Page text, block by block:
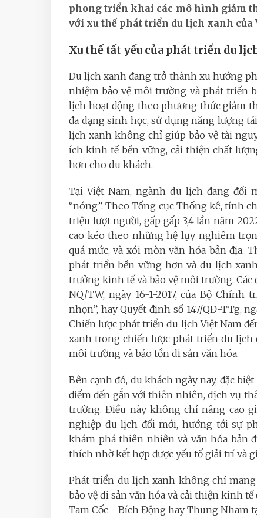
phong triển khai các mô hình giảm
với xu thế phát triển du lịch xanh của
Xu thế tất yếu của phát triển du
Du lịch xanh đang trở thành xu hướng
nhiệm bảo vệ môi trường và phát triển
lịch hoạt động theo phương thức giảm
đa dạng sinh học, sử dụng năng lượng
lịch xanh không chỉ giúp bảo vệ tài
ích kinh tế bền vững, cải thiện chất
hơn cho du khách.
Tại Việt Nam, ngành du lịch đang đối
“nóng”. Theo Tổng cục Thống kê, tính
triệu lượt người, gấp gấp 3,4 lần năm
cao kéo theo những hệ lụy nghiêm
quá mức, và xói mòn văn hóa bản địa.
phát triển bền vững hơn và du lịch
trưởng kinh tế và bảo vệ môi trường.
NQ/TW, ngày 16-1-2017, của Bộ
nhọn”, hay Quyết định số 147/QĐ-TTg,
Chiến lược phát triển du lịch Việt Nam
xanh trong chiến lược phát triển du lịch
môi trường và bảo tồn di sản văn hóa.
Bên cạnh đó, du khách ngày nay, đặc
điểm đến gắn với thiên nhiên, dịch vụ
trường. Điều này không chỉ nâng cao
nghiệp du lịch đổi mới, hướng tới sự
khám phá thiên nhiên và văn hóa bản
thích nhờ kết hợp được yếu tố giải trí và
Phát triển du lịch xanh không chỉ
bảo vệ di sản văn hóa và cải thiện kinh
Tam Cốc - Bích Động hay Thung